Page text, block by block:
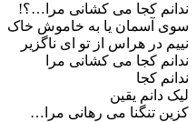
کجا می کشانی مرا…؟!
یا به خاموش خاک
هراس از تو ای ناگزیر
کجا می کشانی مرا
کجا
یقین
می رهانی مرا…